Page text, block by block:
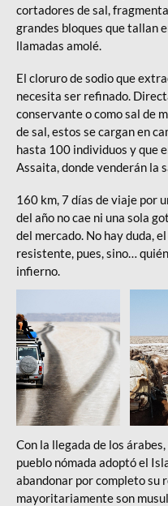
cortadores de sal,
grandes bloques que tallan
llamadas amolé.
El cloruro de sodio que
necesita ser refinado.
conservante o como sal de
de sal, estos se cargan en
hasta 100 individuos y que
Assaita, donde venderán la
160 km, 7 días de viaje por
del año no cae ni una sola
del mercado. No hay duda,
resistente, pues, sino…
infierno.
Con la llegada de los
pueblo nómada adoptó el
abandonar por completo su
mayoritariamente son